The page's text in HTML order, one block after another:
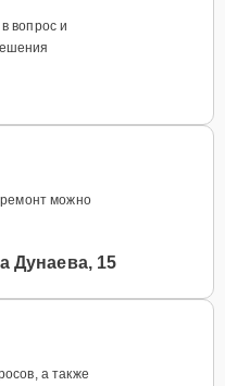
вопрос и
ремонт можно
Дунаева, 15
а также